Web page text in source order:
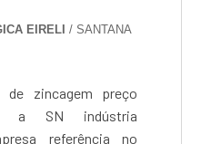
EIRELI/ SANTANA
zincagem preço
a SN indústria
referência no